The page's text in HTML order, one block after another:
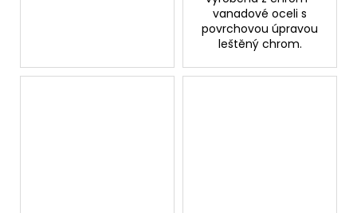
vanadové oceli s
povrchovou úpravou
leštěný chrom.